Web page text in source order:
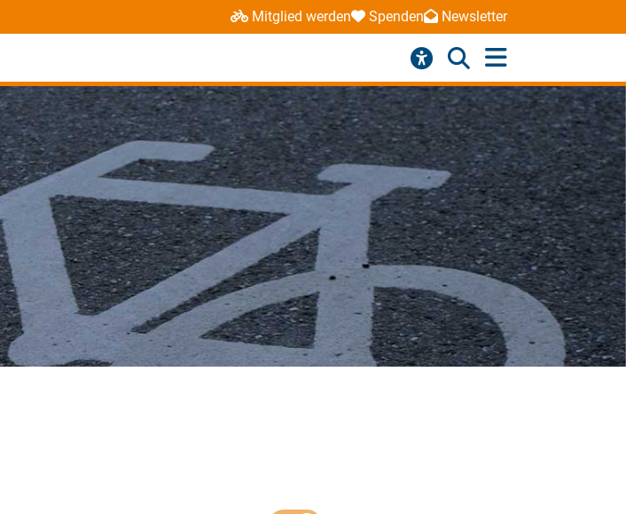
Mitglied werden Spenden Newsletter